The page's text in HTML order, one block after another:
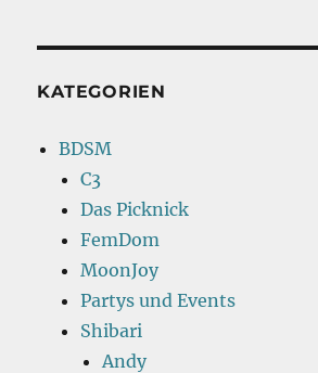
KATEGORIEN
BDSM
C3
Das Picknick
FemDom
MoonJoy
Partys und Events
Shibari
Andy